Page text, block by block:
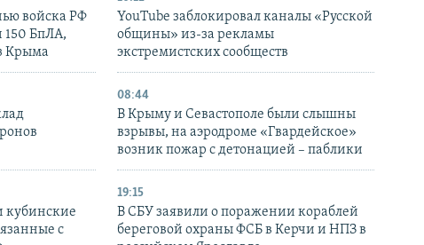
войска РФ
150 БпЛА,
Крыма
YouTube заблокировал каналы «Русской
общины» из-за рекламы
экстремистских сообществ
08:44
В Крыму и Севастополе были слышны
взрывы, на аэродроме «Гвардейское»
возник пожар с детонацией – паблики
кубинские
с
19:15
В СБУ заявили о поражении кораблей
береговой охраны ФСБ в Керчи и НПЗ в